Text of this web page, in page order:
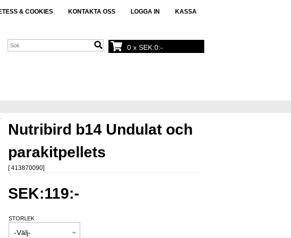
& COOKIES KONTAKTA OSS LOGGA IN KASSA
0 x SEK:0:-
Nutribird b14 Undulat och
parakitpellets
[ 413870090]
SEK:119:-
STORLEK